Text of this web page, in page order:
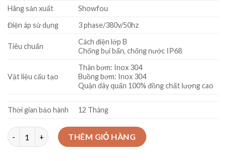
Hãng sản xuất
Showfou
Điện áp sử dụng
3 phase/380v/50hz
Tiêu chuẩn
Cách điện lớp B
Chống bụi bẩn, chống nước IP68
Vật liệu cấu tạo
Thân bơm: Inox 304
Buồng bơm: Inox 304
Quận dây quấn 100% đồng chất lượng cao
Thời gian bảo hành 12 Tháng
Máy Khuấy Chìm Inox ShowFou. Model 4Mix – 0.75 số lượng
THÊM GIỎ HÀNG